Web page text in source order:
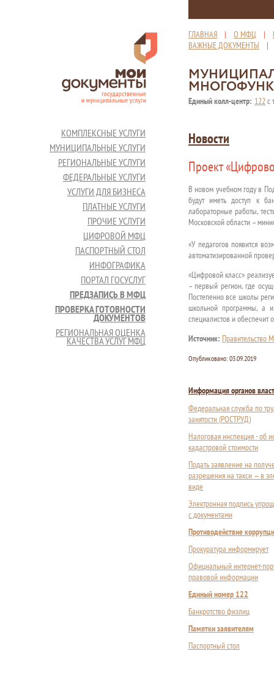
ГЛАВНАЯ | О МФЦ |
ВАЖНЫЕ ДОКУМЕНТЫ
Единый колл-центр: 122с
КОМПЛЕКСНЫЕ УСЛУГИ
МУНИЦИПАЛЬНЫЕ УСЛУГИ
РЕГИОНАЛЬНЫЕ УСЛУГИ
ФЕДЕРАЛЬНЫЕ УСЛУГИ
УСЛУГИ ДЛЯ БИЗНЕСА
ПЛАТНЫЕ УСЛУГИ
ПРОЧИЕ УСЛУГИ
ЦИФРОВОЙ МФЦ
ПАСПОРТНЫЙ СТОЛ
ИНФОГРАФИКА
ПОРТАЛ ГОСУСЛУГ
ПРЕДЗАПИСЬ В МФЦ
ПРОВЕРКА ГОТОВНОСТИ
ДОКУМЕНТОВ
РЕГИОНАЛЬНАЯ ОЦЕНКА
КАЧЕСТВА УСЛУГ МФЦ
Новости
Проект
В новом учебном году в
будут иметь доступ к
лабораторные работы,
Московской области –
«У педагогов появится
автоматизированной
«Цифровой класс»
– первый регион, где
Постепенно все школы
школьной программы, а
специалистов и обеспечит
Источник: Правительство
Опубликовано: 03.09.2019
Информация органов
Федеральная служба по
занятости (РОСТРУД)
Налоговая инспекция - об
кадастровой стоимости
Подать заявление на
разрешения на такси — в
виде
Электронная подпись
с документами
Противодействие
Прокуратура информирует
Официальный интернет-
правовой информации
Единый номер 122
Банкротство физлиц
Памятки заявителям
Паспортный стол